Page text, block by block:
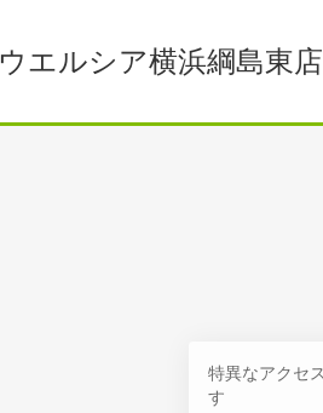
ウエルシア横浜綱島東
特異なアクセ
す